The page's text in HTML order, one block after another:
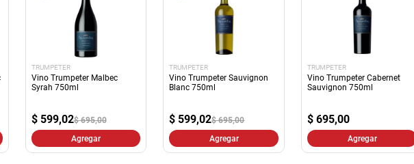
TRUMPETER
Vino Trumpeter Malbec
Syrah 750ml
$ 599,02$ 695,00
Agregar
TRUMPETER
Vino Trumpeter Sauvignon
Blanc 750ml
$ 599,02$ 695,00
Agregar
TRUMPETER
Vino Trumpeter Cabernet
Sauvignon 750ml
$ 695,00
Agregar
bondiola
harina